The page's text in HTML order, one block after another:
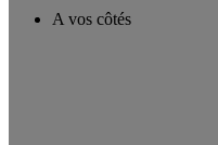
A vos côtés